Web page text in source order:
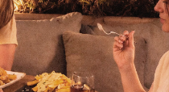
un punto intermedio
Humanidades y
principales de la ciudad.